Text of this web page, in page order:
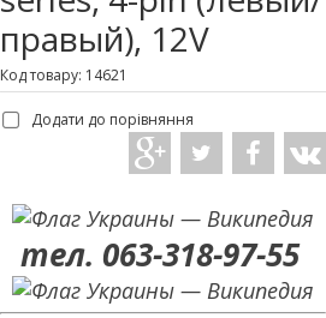
правый), 12V
Код товару: 14621
Додати до порівняння
тел. 063-318-97-55